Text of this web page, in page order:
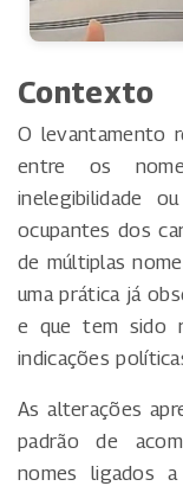
Contexto
O levantamento
entre os
inelegibilidade
ocupantes dos
de múltiplas
uma prática já
e que tem sido
indicações
As alterações
padrão de
nomes ligados